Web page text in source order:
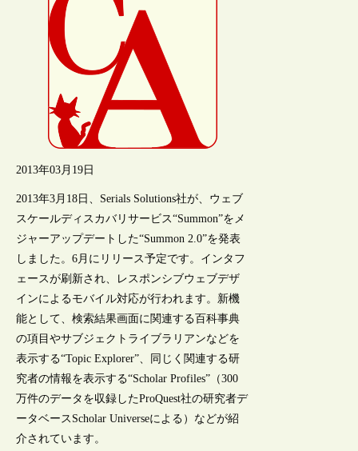
2013年03月19日
2013年3月18日、Serials Solutions社が、ウェブ
スケールディスカバリサービス“Summon”をメ
ジャーアップデートした“Summon 2.0”を発表
しました。6月にリリース予定です。インタフ
ェースが刷新され、レスポンシブウェブデザ
インによるモバイル対応が行われます。新機
能として、検索結果画面に関連する百科事典
の項目やサブジェクトライブラリアンなどを
表示する“Topic Explorer”、同じく関連する研
究者の情報を表示する“Scholar Profiles”（300
万件のデータを収録したProQuest社の研究者デ
ータベースScholar Universeによる）などが紹
介されています。